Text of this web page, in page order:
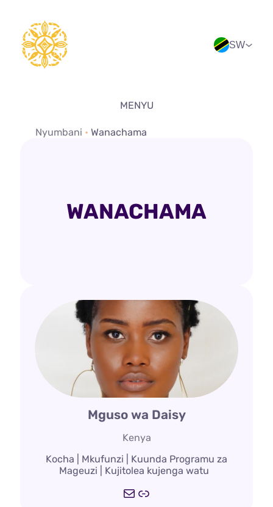
yaliyomo
SW
MENYU
Nyumbani • Wanachama
WANACHAMA
Mguso wa Daisy
Kenya
Kocha | Mkufunzi | Kuunda Programu za
Mageuzi | Kujitolea kujenga watu
BaruaKiungo